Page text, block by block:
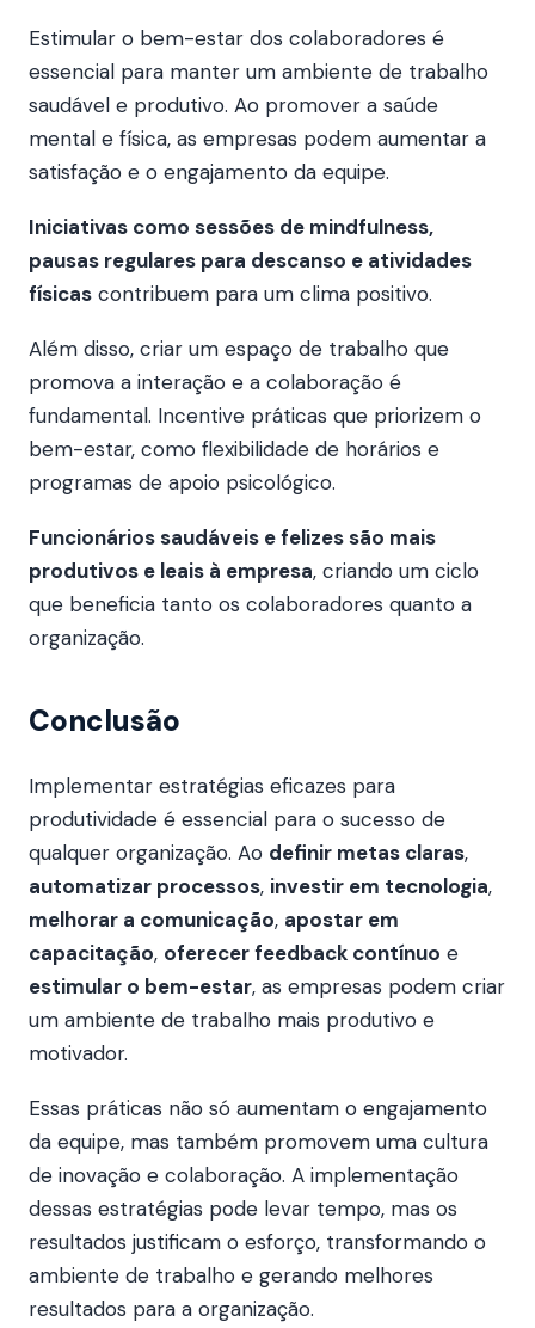
Estimular o bem-estar dos colaboradores é
essencial para manter um ambiente de trabalho
saudável e produtivo. Ao promover a saúde
mental e física, as empresas podem aumentar a
satisfação e o engajamento da equipe.
Iniciativas como sessões de mindfulness,
pausas regulares para descanso e atividades
físicas contribuem para um clima positivo.
Além disso, criar um espaço de trabalho que
promova a interação e a colaboração é
fundamental. Incentive práticas que priorizem o
bem-estar, como flexibilidade de horários e
programas de apoio psicológico.
Funcionários saudáveis e felizes são mais
produtivos e leais à empresa, criando um ciclo
que beneficia tanto os colaboradores quanto a
organização.
Conclusão
Implementar estratégias eficazes para
produtividade é essencial para o sucesso de
qualquer organização. Ao definir metas claras,
automatizar processos, investir em tecnologia,
melhorar a comunicação, apostar em
capacitação, oferecer feedback contínuo e
estimular o bem-estar, as empresas podem criar
um ambiente de trabalho mais produtivo e
motivador.
Essas práticas não só aumentam o engajamento
da equipe, mas também promovem uma cultura
de inovação e colaboração. A implementação
dessas estratégias pode levar tempo, mas os
resultados justificam o esforço, transformando o
ambiente de trabalho e gerando melhores
resultados para a organização.